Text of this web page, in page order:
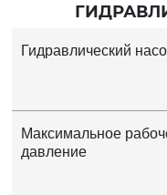
Гидравлический
Максимальное
давление